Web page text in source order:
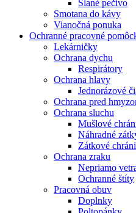
Slané pečivo
Smotana do kávy
Vianočná ponuka
Ochranné pracovné
Lekárničky
Ochrana dychu
Respirátory
Ochrana hlavy
Jednorázové
Ochrana pred
Ochrana sluchu
Mušlové
Náhradné
Zátkové
Ochrana zraku
Nepriamo
Ochranné štíty
Pracovná obuv
Doplnky